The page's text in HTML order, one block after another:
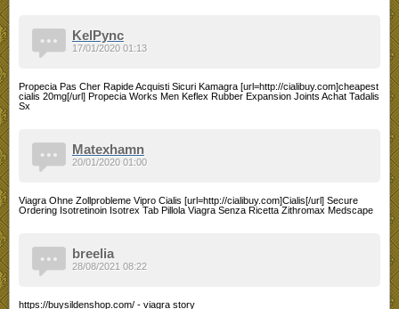
KelPync
Propecia Pas Cher Rapide Acquisti Sicuri Kamagra [url=http://cialibuy.com]cheapest
cialis 20mg[/url] Propecia Works Men Keflex Rubber Expansion Joints Achat Tadalis
Sx
17/01/2020 01:13
Matexhamn
Viagra Ohne Zollprobleme Vipro Cialis [url=http://cialibuy.com]Cialis[/url] Secure
Ordering Isotretinoin Isotrex Tab Pillola Viagra Senza Ricetta Zithromax Medscape
20/01/2020 01:00
breelia
https://buysildenshop.com/ - viagra story
28/08/2021 08:22